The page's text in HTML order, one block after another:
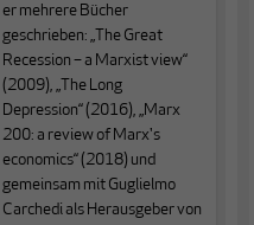
er mehrere Bücher
geschrieben: „The Great
Recession – a Marxist view“
(2009), „The Long
Depression“ (2016), „Marx
200: a review of Marx's
economics“ (2018) und
gemeinsam mit Guglielmo
Carchedi als Herausgeber von